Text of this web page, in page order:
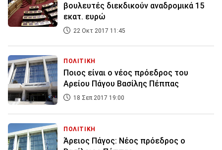
βουλευτές διεκδικούν αναδρομικά 15
εκατ. ευρώ
22 Οκτ 2017 11:45
ΠΟΛΙΤΙΚΗ
Ποιος είναι ο νέος πρόεδρος του
Αρείου Πάγου Βασίλης Πέππας
18 Σεπ 2017 19:00
ΠΟΛΙΤΙΚΗ
Άρειος Πάγος: Νέος πρόεδρος ο